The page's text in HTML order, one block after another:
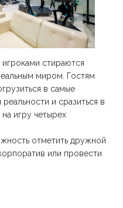
стираются
миром. Гостям
в самые
и сразиться в
игру четырех
отметить дружной
или провести